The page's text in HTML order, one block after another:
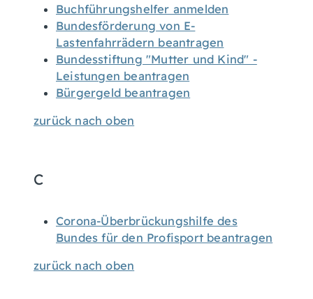
Buchführungshelfer anmelden
Bundesförderung von E-
Lastenfahrrädern beantragen
Bundesstiftung "Mutter und Kind" -
Leistungen beantragen
Bürgergeld beantragen
zurück nach oben
C
Corona-Überbrückungshilfe des
Bundes für den Profisport beantragen
zurück nach oben